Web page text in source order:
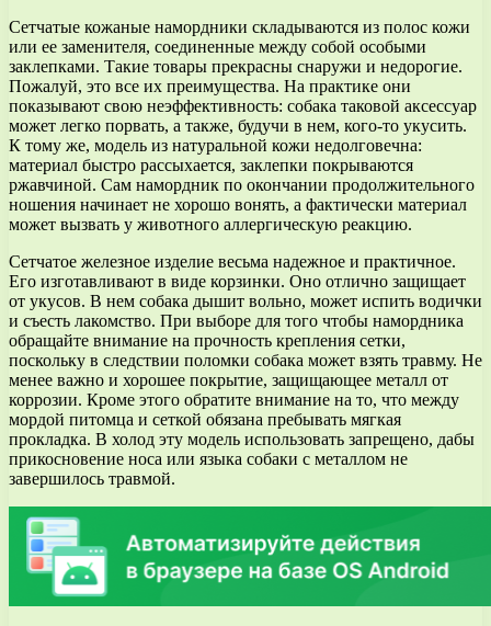
Сетчатые кожаные намордники складываются из полос кожи
или ее заменителя, соединенные между собой особыми
заклепками. Такие товары прекрасны снаружи и недорогие.
Пожалуй, это все их преимущества. На практике они
показывают свою неэффективность: собака таковой аксессуар
может легко порвать, а также, будучи в нем, кого-то укусить.
К тому же, модель из натуральной кожи недолговечна:
материал быстро рассыхается, заклепки покрываются
ржавчиной. Сам намордник по окончании продолжительного
ношения начинает не хорошо вонять, а фактически материал
может вызвать у животного аллергическую реакцию.
Сетчатое железное изделие весьма надежное и практичное.
Его изготавливают в виде корзинки. Оно отлично защищает
от укусов. В нем собака дышит вольно, может испить водички
и съесть лакомство. При выборе для того чтобы намордника
обращайте внимание на прочность крепления сетки,
поскольку в следствии поломки собака может взять травму. Не
менее важно и хорошее покрытие, защищающее металл от
коррозии. Кроме этого обратите внимание на то, что между
мордой питомца и сеткой обязана пребывать мягкая
прокладка. В холод эту модель использовать запрещено, дабы
прикосновение носа или языка собаки с металлом не
завершилось травмой.